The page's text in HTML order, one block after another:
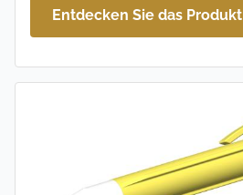
Entdecken Sie das Produkt